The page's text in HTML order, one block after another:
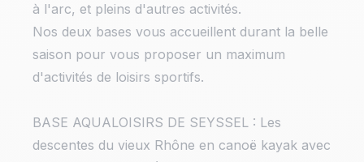
à l'arc, et pleins d'autres activités.
Nos deux bases vous accueillent durant la belle
saison pour vous proposer un maximum
d'activités de loisirs sportifs.
BASE AQUALOISIRS DE SEYSSEL : Les
descentes du vieux Rhône en canoë kayak avec